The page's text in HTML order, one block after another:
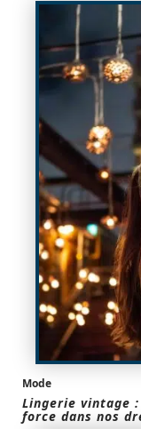
Mode
Lingerie vintage
force dans nos